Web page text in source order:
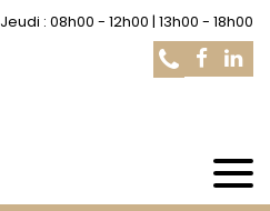
Jeudi : 08h00 - 12h00 | 13h00 - 18h00